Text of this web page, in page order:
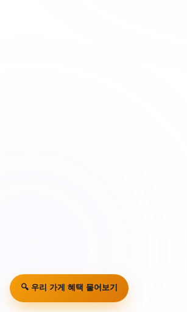
🔍 우리 가게 혜택 물어보기